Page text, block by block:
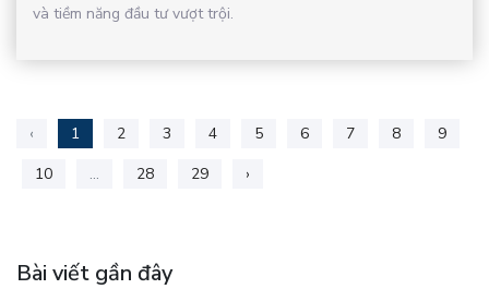
và tiềm năng đầu tư vượt trội.
‹ 1 2 3 4 5 6 7 8
9
10
... 28 29 ›
Bài viết gần đây